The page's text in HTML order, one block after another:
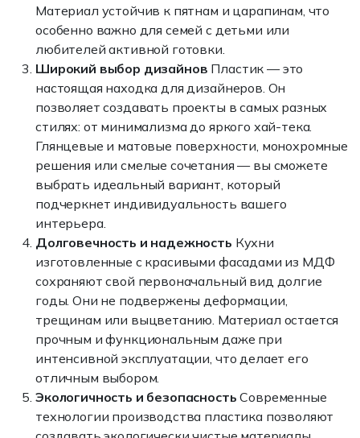
Материал устойчив к пятнам и царапинам, что
особенно важно для семей с детьми или
любителей активной готовки.
Широкий выбор дизайнов Пластик — это
настоящая находка для дизайнеров. Он
позволяет создавать проекты в самых разных
стилях: от минимализма до яркого хай-тека.
Глянцевые и матовые поверхности, монохромные
решения или смелые сочетания — вы сможете
выбрать идеальный вариант, который
подчеркнет индивидуальность вашего
интерьера.
Долговечность и надежность Кухни
изготовленные с красивыми фасадами из МДФ
сохраняют свой первоначальный вид долгие
годы. Они не подвержены деформации,
трещинам или выцветанию. Материал остается
прочным и функциональным даже при
интенсивной эксплуатации, что делает его
отличным выбором.
Экологичность и безопасность Современные
технологии производства пластика позволяют